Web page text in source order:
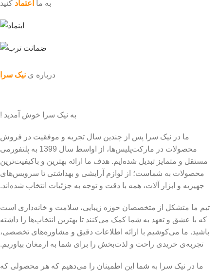
درباره ی نیک سرا
به نیک سرا خوش آمدید !
ما در نیک سرا پس از چندین سال تجربه و موفقیت در فروش
محصولات در مارکت‌پلیس‌ها، از اواسط سال 1399 به پلتفورمی
مستقل و متمایز تبدیل شده‌ایم. هدف ما ارائه بهترین و باکیفیت‌ترین
محصولات به شماست؛ از لوازم آرایشی و بهداشتی تا سرویس‌های
جهیزیه و ابزار آلات، همه با دقت و توجه به جزئیات انتخاب شده‌اند.
تیم ما متشکل از متخصصان حوزه زیبایی، سلامت و خانه‌داری است
که با عشق و تعهد به شما کمک می‌کنند تا بهترین انتخاب‌ها را داشته
باشید. ما می‌کوشیم با ارائه اطلاعات دقیق و مشاوره‌های تخصصی،
تجربه‌ی خریدی راحت و لذت‌بخش را برای شما به ارمغان بیاوریم.
ما در نیک سرا به شما این اطمینان را می‌دهیم که هر محصولی که
به ما اعتماد کنید